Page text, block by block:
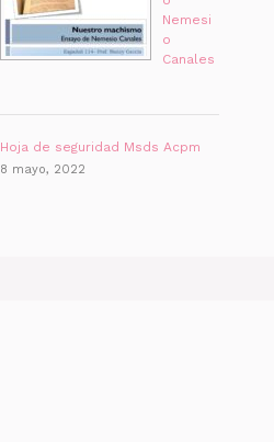
Nemesi
o
Canales
Hoja de seguridad Msds Acpm
8 mayo, 2022